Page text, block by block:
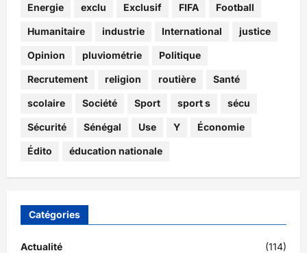
Energie exclu Exclusif FIFA Football
Humanitaire industrie International justice
Opinion pluviométrie Politique
Recrutement religion routière Santé
scolaire Société Sport sport s sécu
Sécurité Sénégal Use Y Économie
Édito éducation nationale
Catégories
Actualité (114)